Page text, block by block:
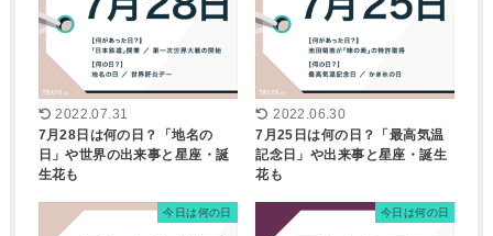
2022.07.31
7月28日は何の日？「地名の
日」や世界の出来事と星座・誕
生花も
2022.06.30
7月25日は何の日？「最高気温
記念日」や出来事と星座・誕生
花も
今日は何の日 今日は何の日